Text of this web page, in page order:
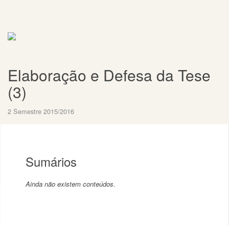
Elaboração e Defesa da Tese
(3)
2 Semestre 2015/2016
Sumários
Ainda não existem conteúdos.